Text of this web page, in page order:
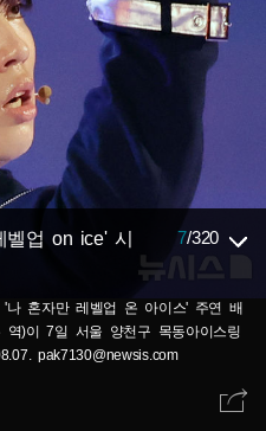
벨업 on ice' 시
7/320
나 혼자만 레벨업 온 아이스' 주연 배
역)이 7일 서울 양천구 목동아이스링
pak7130@newsis.com